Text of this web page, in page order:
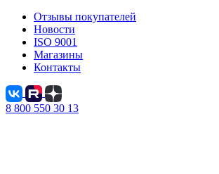
Отзывы покупателей
Новости
ISO 9001
Магазины
Контакты
8 800 550 30 13